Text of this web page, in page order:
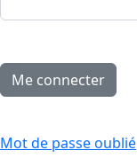
Mot de passe oublié